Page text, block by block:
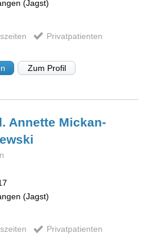
(Jagst)
Privatpatienten
Zum Profil
Annette Mickan-
(Jagst)
Privatpatienten